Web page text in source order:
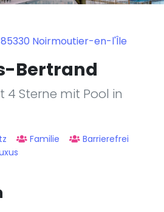
Noirmoutier-en-l'Île
Bertrand
Sterne mit Pool in
Familie
Barrierefrei